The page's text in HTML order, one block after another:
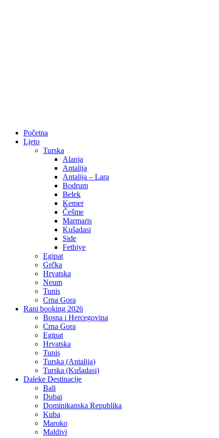
Početna
Ljeto
Turska
Alanja
Antalija
Antalija – Lara
Bodrum
Belek
Kemer
Češme
Marmaris
Kušadasi
Side
Fethiye
Egipat
Grčka
Hrvatska
Neum
Tunis
Crna Gora
Rani booking 2026
Bosna i Hercegovina
Crna Gora
Egipat
Hrvatska
Tunis
Turska (Antalija)
Turska (Kušadasi)
Daleke Destinacije
Bali
Dubai
Dominikanska Republika
Kuba
Maroko
Maldivi